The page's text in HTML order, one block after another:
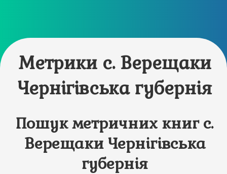
Метрики с. Верещаки
Чернігівська губернія
Пошук метричних книг с.
Верещаки Чернігівська
губернія